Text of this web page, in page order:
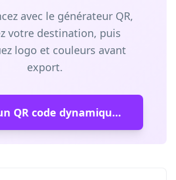
avec le générateur QR,
votre destination, puis
logo et couleurs avant
export.
Créer un QR code dynamique gratuit